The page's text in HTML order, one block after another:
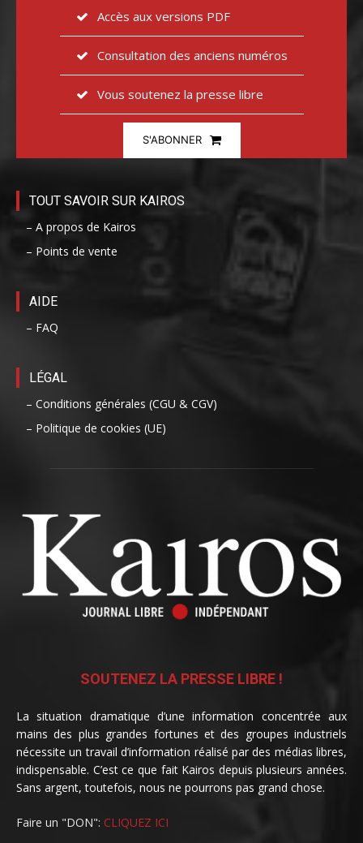
Accès aux versions PDF
Consultation des anciens numéros
Vous soutenez la presse libre
S'ABONNER
TOUT SAVOIR SUR KAIROS
– A propos de Kairos
– Points de vente
AIDE
– FAQ
LÉGAL
– Conditions générales (CGU & CGV)
– Politique de cookies (UE)
SOUTENEZ LA PRESSE LIBRE !
La situation dramatique d’une information concentrée aux
mains des plus grandes fortunes et des groupes industriels
nécessite un travail d’information réalisé par des médias libres,
indispensable. C’est ce que fait Kairos depuis plusieurs années.
Sans argent, toutefois, nous ne pourrons pas grand chose.
Faire un "DON": CLIQUEZ ICI